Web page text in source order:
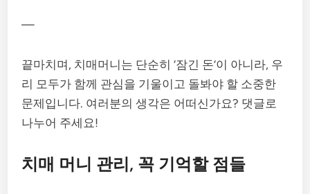
—
끝마치며, 치매머니는 단순히 ‘잠긴 돈’이 아니라, 우
리 모두가 함께 관심을 기울이고 돌봐야 할 소중한
문제입니다. 여러분의 생각은 어떠신가요? 댓글로
나누어 주세요!
치매 머니 관리, 꼭 기억할 점들